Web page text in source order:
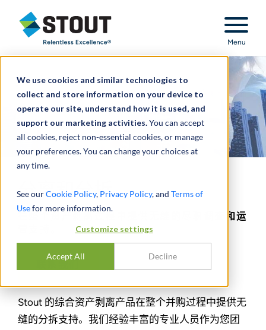
We use cookies and similar technologies to
collect and store information on your device to
operate our site, understand how it is used, and
support our marketing activities.You can accept
all cookies, reject non-essential cookies, or manage
your preferences. You can change your choices at
any time.
See ourCookie Policy, Privacy Policy, and Terms of
Usefor more information.
Customize settings
Accept All Decline
Stout Relentless Excellence
Menu
分离和分拆
在整个资产剥离过程中提供无缝的尽职调查和运
Stout 的综合资产剥离产品在整个并购过程中提供无
缝的分拆支持。我们经验丰富的专业人员作为您团